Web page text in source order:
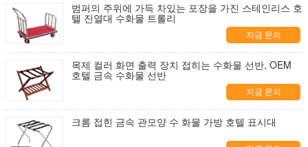
범퍼의 주위에 가득 차있는 포장을 가진 스테인리스 호
텔 진열대 수화물 트롤리
지금 문의
목제 컬러 화면 출력 장치 접히는 수화물 선반, OEM
호텔 금속 수화물 선반
지금 문의
크롬 접힌 금속 관모양 수 화물 가방 호텔 표시대